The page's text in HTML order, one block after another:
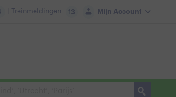
Mijn Account
| Treinmeldingen 13